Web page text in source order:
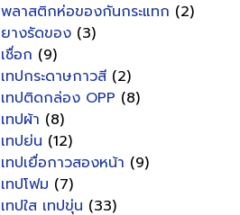
พลาสติกห่อของกันกระแทก (2)
ยางรัดของ (3)
เชื่อก (9)
เทปกระดาษกาวสี (2)
เทปติดกล่อง OPP (8)
เทปผ้า (8)
เทปย่น (12)
เทปเยื่อกาวสองหน้า (9)
เทปโฟม (7)
เทปใส เทปขุ่น (33)